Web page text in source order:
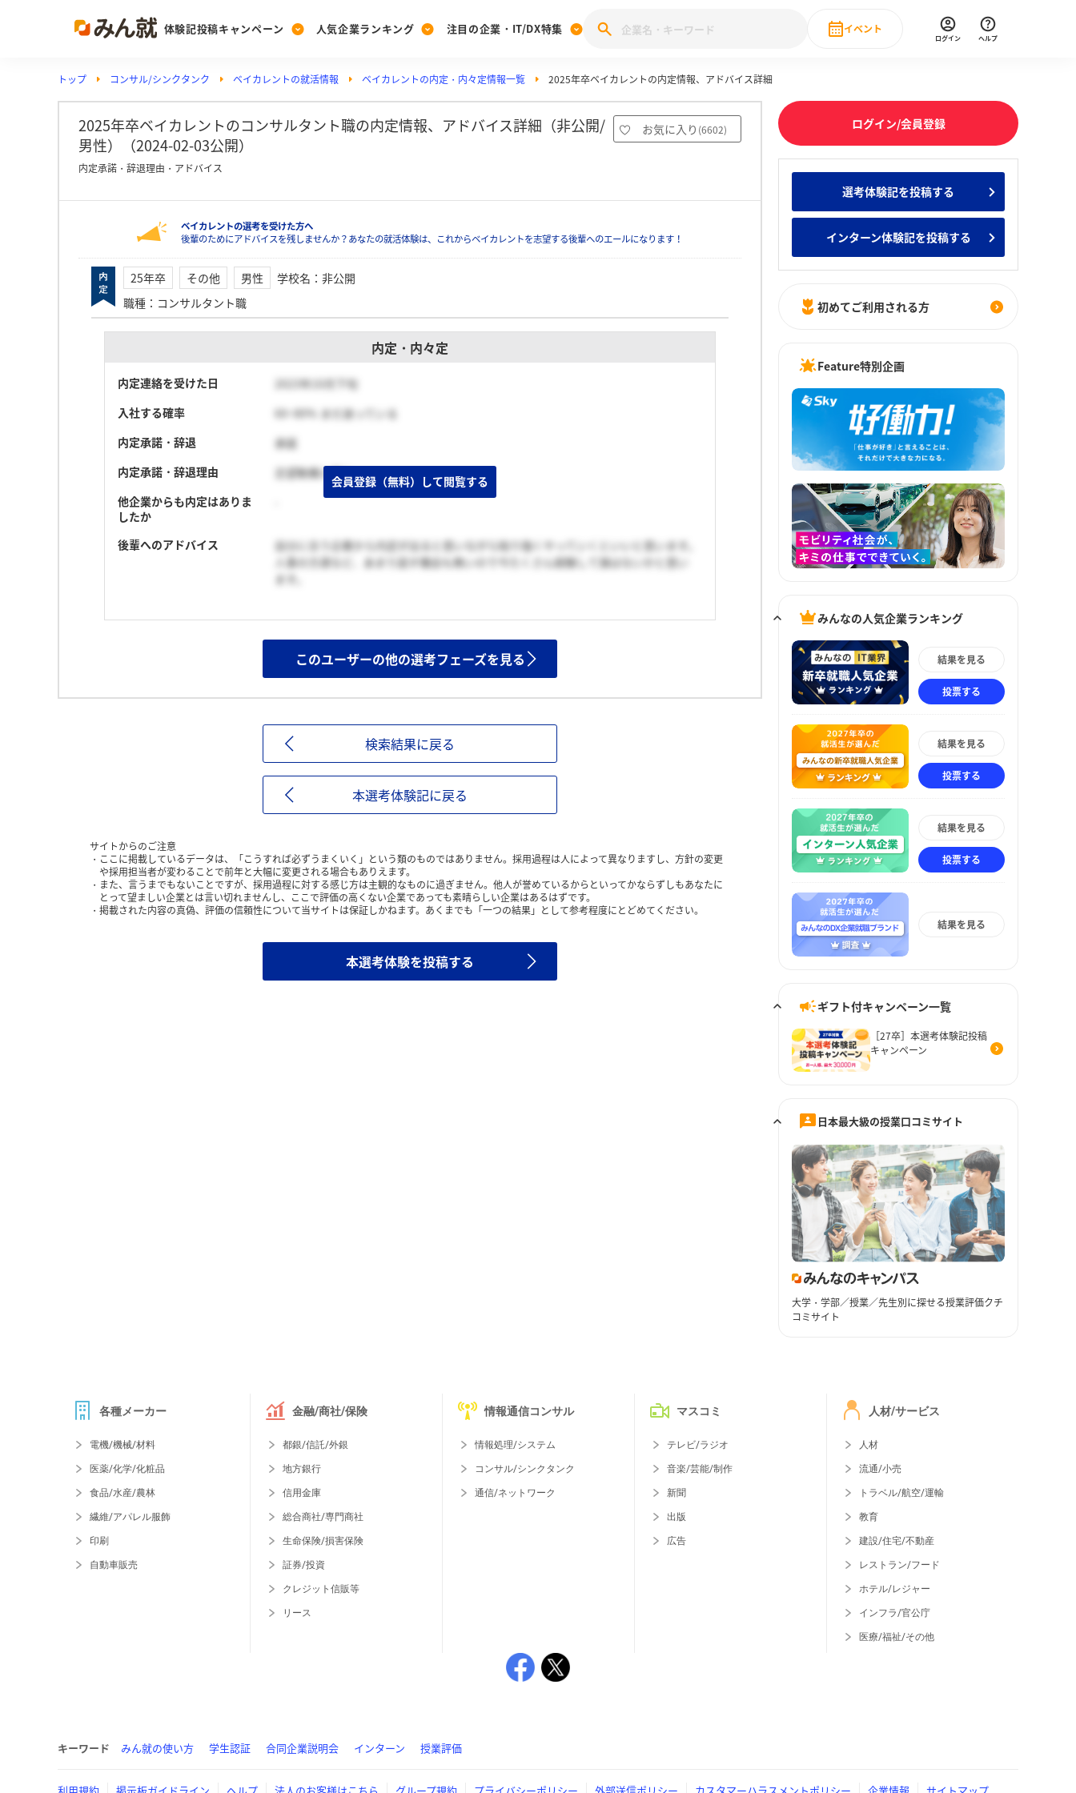
体験記投稿キャンペーン
Post
投稿する
[27卒] 本選考体験記投稿キャンペーン
人気企業ランキング
Ranking
ランキングを見る
みんなのDX企業就職ブランド調査
みんなの新卒就職人気企業ランキング みんなのインターン人気企業ランキ
注目の企業・IT/DX特集
PickUp
注目の企業特集
28卒 IT・DX現場社員インタビュー
動画で知ろう！業界・企業研究
イベント
直近のイベント一覧
ログイン ヘルプ
トップ コンサル/シンクタンク ベイカレントの就活情報 ベイカレントの内定・内々定情報一覧 2025年卒ベイカレントの内定情報、アドバイス詳細
2025年卒ベイカレントのコンサルタント職の内定情報、アドバイス詳細（非公開/
男性）（2024-02-03公開）
お気に入り (6602)
内定承諾・辞退理由・アドバイス
ベイカレントの選考を受けた方へ
後輩のためにアドバイスを残しませんか？あなたの就活体験は、これからベイカレントを志望する後輩へのエールになります！
25年卒 その他 男性 学校名 ： 非公開
職種 ： コンサルタント職
内定・内々定
内定連絡を受けた日
2023年10月下旬
入社する確率
60~80% まだ迷っている
内定承諾・辞退
承諾
内定承諾・辞退理由
志望動機と同じ
他企業からも内定はありま
したか
後輩へのアドバイス
自分に合う企業から内定が出ると思いながら粘り強くやっていくといいと思います。
人事の方達など、あまり話す機会も無いので今たくさん経験して損はないかと思い
ます。
会員登録（無料）して閲覧する
このユーザーの他の選考フェーズを見る
検索結果に戻る
本選考体験記に戻る
サイトからのご注意
ここに掲載しているデータは、「こうすれば必ずうまくいく」という類のものではありません。採用過程は人によって異なりますし、方針の変更
や採用担当者が変わることで前年と大幅に変更される場合もありえます。
また、言うまでもないことですが、採用過程に対する感じ方は主観的なものに過ぎません。他人が誉めているからといってかならずしもあなたに
とって望ましい企業とは言い切れませんし、ここで評価の高くない企業であっても素晴らしい企業はあるはずです。
掲載された内容の真偽、評価の信頼性について当サイトは保証しかねます。あくまでも「一つの結果」として参考程度にとどめてください。
本選考体験を投稿する
ログイン/会員登録
選考体験記を投稿する
インターン体験記を投稿する
初めてご利用される方
Feature特別企画
みんなの人気企業ランキング
結果を見る
投票する
結果を見る
投票する
結果を見る
投票する
結果を見る
ギフト付キャンペーン一覧
［27卒］本選考体験記投稿
キャンペーン
日本最大級の授業口コミサイト
大学・学部／授業／先生別に探せる授業評価クチ
コミサイト
各種メーカー
電機/機械/材料
医薬/化学/化粧品
食品/水産/農林
繊維/アパレル服飾
印刷
自動車販売
金融/商社/保険
都銀/信託/外銀
地方銀行
信用金庫
総合商社/専門商社
生命保険/損害保険
証券/投資
クレジット信販等
リース
情報通信コンサル
情報処理/システム
コンサル/シンクタンク
通信/ネットワーク
マスコミ
テレビ/ラジオ
音楽/芸能/制作
新聞
出版
広告
人材/サービス
人材
流通/小売
トラベル/航空/運輸
教育
建設/住宅/不動産
レストラン/フード
ホテル/レジャー
インフラ/官公庁
医療/福祉/その他
キーワード みん就の使い方 学生認証 合同企業説明会 インターン 授業評価